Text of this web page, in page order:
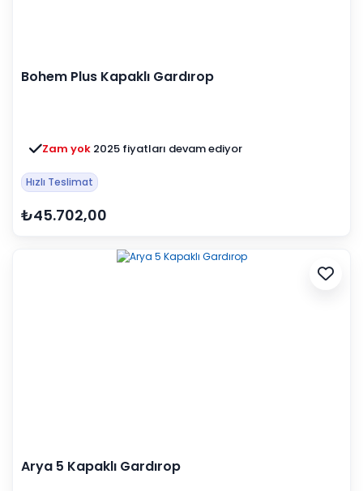
Bohem Plus Kapaklı Gardırop
Zam yok 2025 fiyatları devam ediyor
Hızlı Teslimat
₺45.702,00
Arya 5 Kapaklı Gardırop